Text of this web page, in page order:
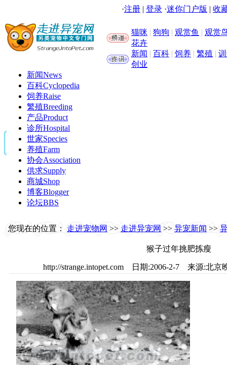
·注册 | 登录 ·迷你门户版 | 收
猫咪 | 狗狗 | 观赏鱼 | 观赏
花卉
新闻 | 百科 | 饲养 | 繁殖 |
创业
新闻News
百科Cyclopedia
饲养Raise
繁殖Breeding
产品Product
诊所Hospital
世家Species
养殖Farm
协会Association
供求Supply
商城Shop
博客Blogger
论坛BBS
您现在的位置： 走进宠物网 >> 走进异宠网 >> 异宠新闻 >>
猴子过年挑肥拣瘦
http://strange.intopet.com 日期:2006-2-7 来源:北